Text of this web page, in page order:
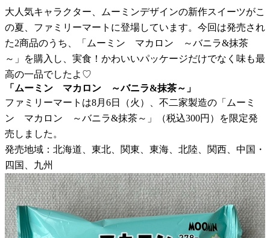
大人気キャラクター、ムーミンデザインの新作スイーツがこ
の夏、ファミリーマートに登場しています。今回は発売され
た2商品のうち、「ムーミン マカロン ～バニラ&抹茶
～」を購入し、実食！かわいいパッケージだけでなく味も最
高の一品でしたよ♡
「ムーミン マカロン ～バニラ&抹茶～」
ファミリーマートは8月6日（火）、不二家製造の「ムーミ
ン マカロン ～バニラ&抹茶～」（税込300円）を限定発
売しました。
発売地域：北海道、東北、関東、東海、北陸、関西、中国・
四国、九州